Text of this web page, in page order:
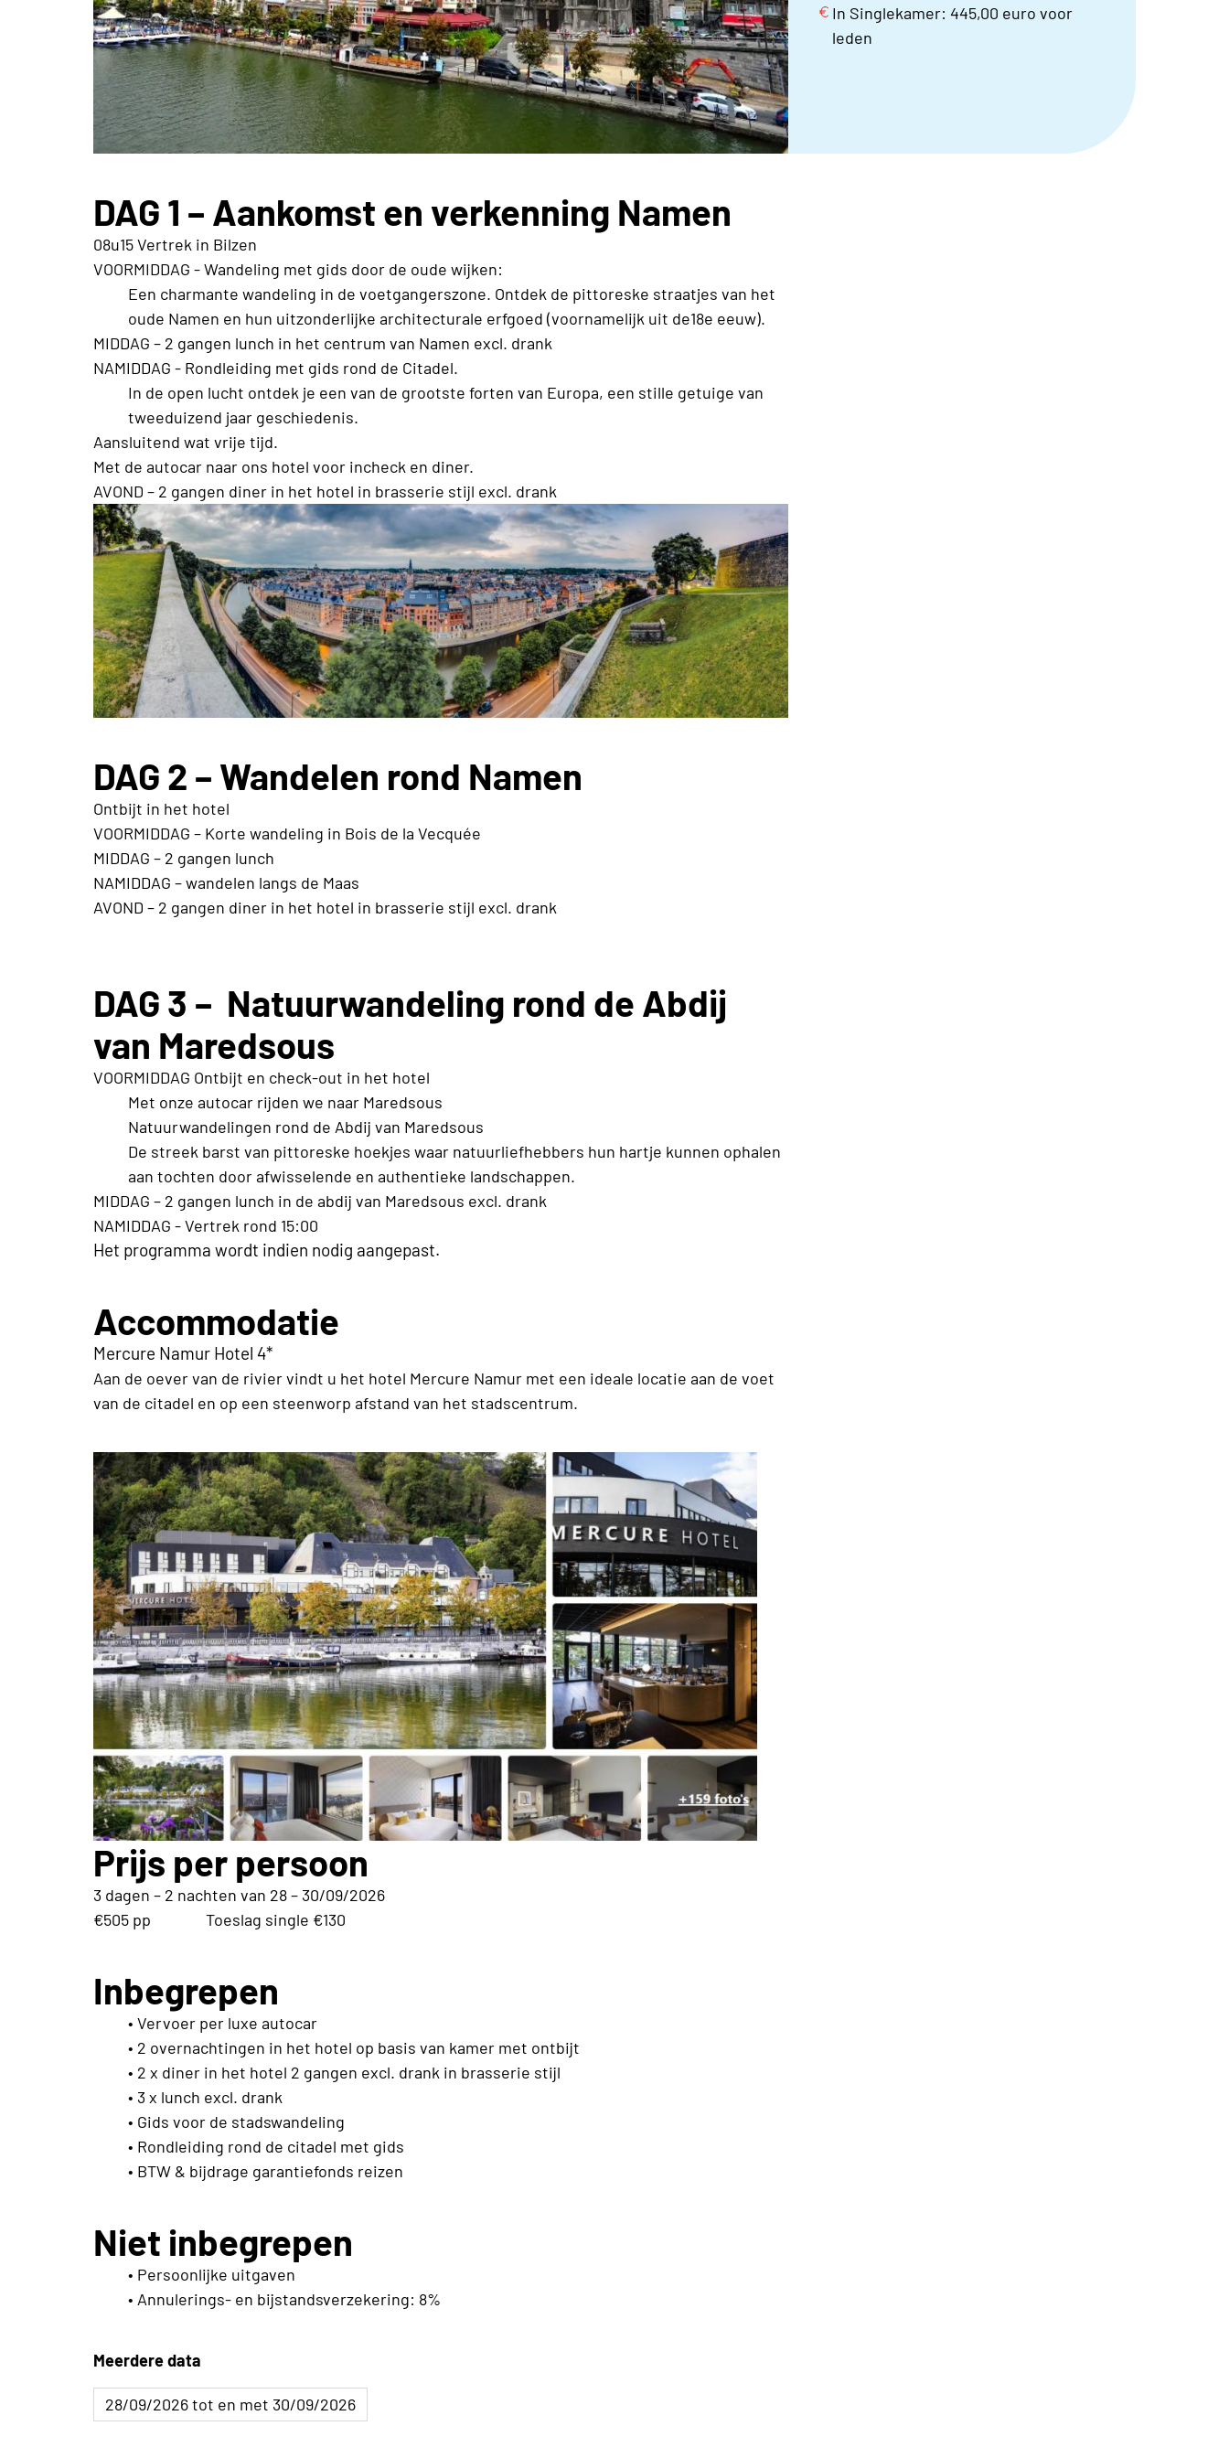
In Singlekamer: 445,00 euro voor
leden
DAG 1 – Aankomst en verkenning Namen
08u15 Vertrek in Bilzen
VOORMIDDAG - Wandeling met gids door de oude wijken:
Een charmante wandeling in de voetgangerszone. Ontdek de pittoreske straatjes van het
oude Namen en hun uitzonderlijke architecturale erfgoed (voornamelijk uit de18e eeuw).
MIDDAG – 2 gangen lunch in het centrum van Namen excl. drank
NAMIDDAG - Rondleiding met gids rond de Citadel.
In de open lucht ontdek je een van de grootste forten van Europa, een stille getuige van
tweeduizend jaar geschiedenis.
Aansluitend wat vrije tijd.
Met de autocar naar ons hotel voor incheck en diner.
AVOND – 2 gangen diner in het hotel in brasserie stijl excl. drank
DAG 2 – Wandelen rond Namen
Ontbijt in het hotel
VOORMIDDAG – Korte wandeling in Bois de la Vecquée
MIDDAG – 2 gangen lunch
NAMIDDAG – wandelen langs de Maas
AVOND – 2 gangen diner in het hotel in brasserie stijl excl. drank
DAG 3 – Natuurwandeling rond de Abdij
van Maredsous
VOORMIDDAG Ontbijt en check-out in het hotel
Met onze autocar rijden we naar Maredsous
Natuurwandelingen rond de Abdij van Maredsous
De streek barst van pittoreske hoekjes waar natuurliefhebbers hun hartje kunnen ophalen
aan tochten door afwisselende en authentieke landschappen.
MIDDAG – 2 gangen lunch in de abdij van Maredsous excl. drank
NAMIDDAG - Vertrek rond 15:00
Het programma wordt indien nodig aangepast.
Accommodatie
Mercure Namur Hotel 4*
Aan de oever van de rivier vindt u het hotel Mercure Namur met een ideale locatie aan de voet
van de citadel en op een steenworp afstand van het stadscentrum.
Prijs per persoon
3 dagen – 2 nachten van 28 – 30/09/2026
€505 pp Toeslag single €130
Inbegrepen
• Vervoer per luxe autocar
• 2 overnachtingen in het hotel op basis van kamer met ontbijt
• 2 x diner in het hotel 2 gangen excl. drank in brasserie stijl
• 3 x lunch excl. drank
• Gids voor de stadswandeling
• Rondleiding rond de citadel met gids
• BTW & bijdrage garantiefonds reizen
Niet inbegrepen
• Persoonlijke uitgaven
• Annulerings- en bijstandsverzekering: 8%
Meerdere data
28/09/2026 tot en met 30/09/2026